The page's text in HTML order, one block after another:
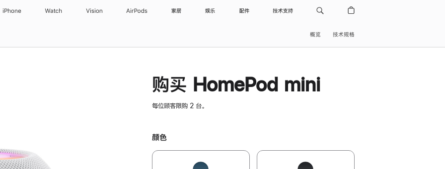
iPhone Watch Vision AirPods 家居 娱乐 配件 技术支持
概览 技术规格
购买 HomePod mini
每位顾客限购 2 台。
颜色